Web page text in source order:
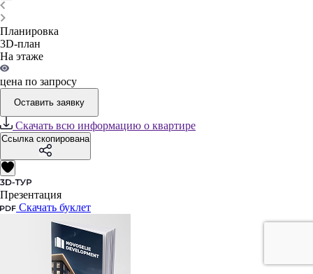
Планировка
3D-план
На этаже
цена по запросу
Оставить заявку
Скачать всю информацию о квартире
Ссылка скопирована
Презентация
Скачать буклет